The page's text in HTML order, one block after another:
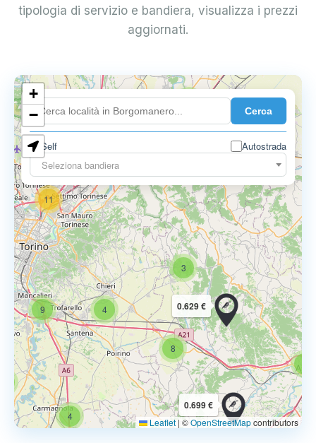
tipologia di servizio e bandiera, visualizza i prezzi
aggiornati.
Cerca
Self
Autostrada
Seleziona bandiera
8
9
4
11
4
3
8
0.699 €
0.629 €
+
−
Leaflet | ©OpenStreetMapcontributors